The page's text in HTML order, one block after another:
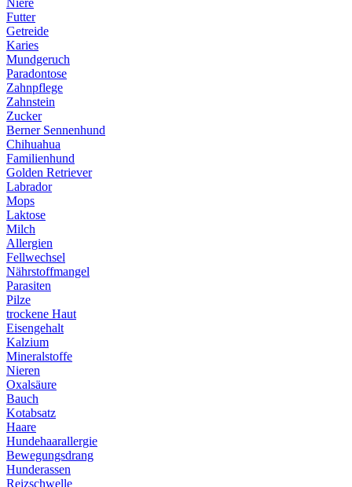
Niere
Futter
Getreide
Karies
Mundgeruch
Paradontose
Zahnpflege
Zahnstein
Zucker
Berner Sennenhund
Chihuahua
Familienhund
Golden Retriever
Labrador
Mops
Laktose
Milch
Allergien
Fellwechsel
Nährstoffmangel
Parasiten
Pilze
trockene Haut
Eisengehalt
Kalzium
Mineralstoffe
Nieren
Oxalsäure
Bauch
Kotabsatz
Haare
Hundehaarallergie
Bewegungsdrang
Hunderassen
Reizschwelle